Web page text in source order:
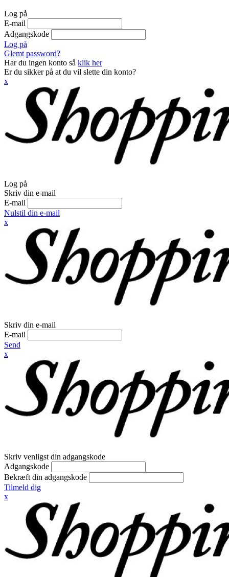
Log på
E-mail
Adgangskode
Log på
Glemt password?
Har du ingen konto så klik her
Er du sikker på at du vil slette din konto?
x
Log på
Skriv din e-mail
E-mail
Nulstil din e-mail
x
Skriv din e-mail
E-mail
Send
x
Skriv venligst din adgangskode
Adgangskode
Bekræft din adgangskode
Tilmeld dig
x